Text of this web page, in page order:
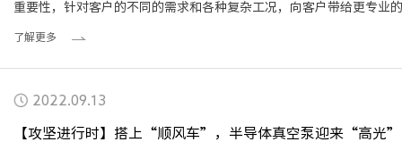
重要性，针对客户的不同的需求和各种复杂工况，向客户带给更专业
务，为此我公司专门成立“威鹏晟（江苏）真空设备有限公司”
了解更多
2022.09.13
【攻坚进行时】搭上“顺风车”，半导体真空泵迎来“高光